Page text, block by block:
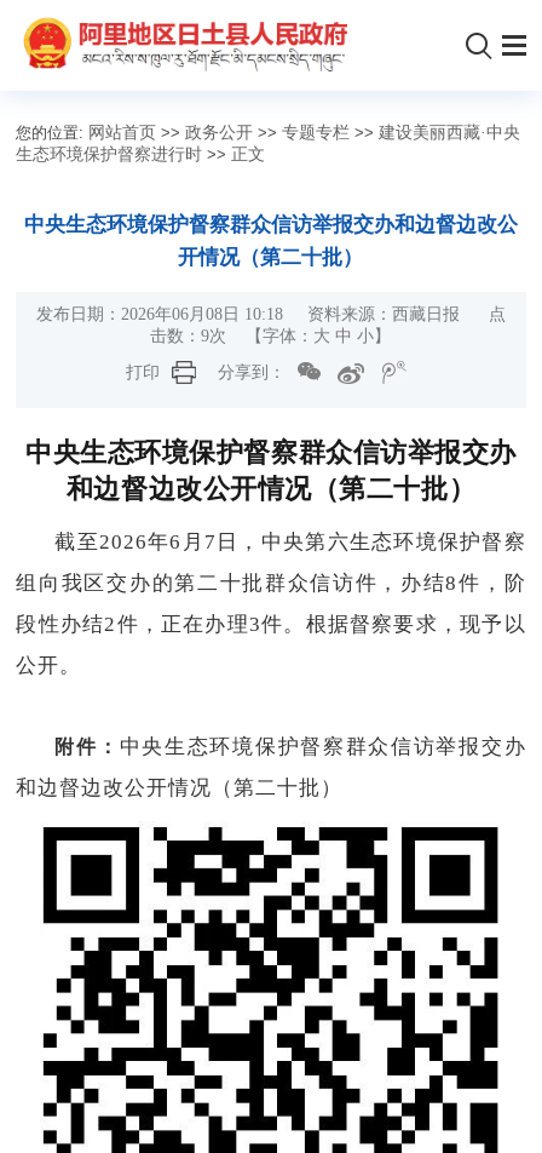
您的位置: 网站首页 >>政务公开 >>专题专栏 >>建设美丽西藏·中央
生态环境保护督察进行时 >> 正文
中央生态环境保护督察群众信访举报交办和边督边改公
开情况（第二十批）
发布日期：2026年06月08日 10:18 资料来源：西藏日报 点
击数：9次 【字体： 大 中 小 】
打印
分享到：
中央生态环境保护督察群众信访举报交办
和边督边改公开情况（第二十批）
截至2026年6月7日，中央第六生态环境保护督察
组向我区交办的第二十批群众信访件，办结8件，阶
段性办结2件，正在办理3件。根据督察要求，现予以
公开。
附件： 中央生态环境保护督察群众信访举报交办
和边督边改公开情况（第二十批）